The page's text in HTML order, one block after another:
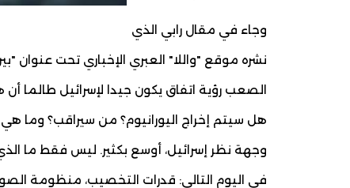
وجاء في مقال رابي الذي
نشره موقع "واللا" العبري الإخباري تحت عنوان
الصعب رؤية اتفاق يكون جيدا لإسرائيل طالما
هل سيتم إخراج اليورانيوم؟ من سيراقب؟ وما
وجهة نظر إسرائيل، أوسع بكثير. ليس فقط ما
في اليوم التالي: قدرات التخصيب، منظومة